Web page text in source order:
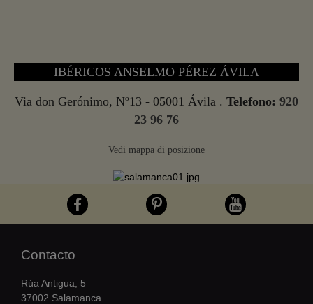
IBÉRICOS ANSELMO PÉREZ ÁVILA
Via don Gerónimo, Nº13 - 05001 Ávila . Telefono: 920
23 96 76
Vedi mappa di posizione
Contacto
Rúa Antigua, 5
37002 Salamanca